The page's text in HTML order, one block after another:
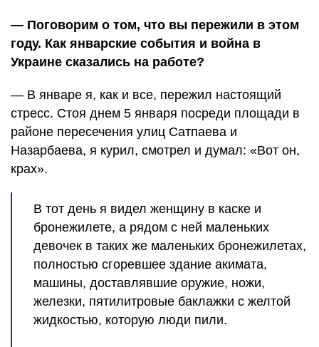
— Поговорим о том, что вы пережили в этом
году. Как январские события и война в
Украине сказались на работе?
— В январе я, как и все, пережил настоящий
стресс. Стоя днем 5 января посреди площади в
районе пересечения улиц Сатпаева и
Назарбаева, я курил, смотрел и думал: «Вот он,
крах».
В тот день я видел женщину в каске и
бронежилете, а рядом с ней маленьких
девочек в таких же маленьких бронежилетах,
полностью сгоревшее здание акимата,
машины, доставлявшие оружие, ножи,
железки, пятилитровые баклажки с желтой
жидкостью, которую люди пили.